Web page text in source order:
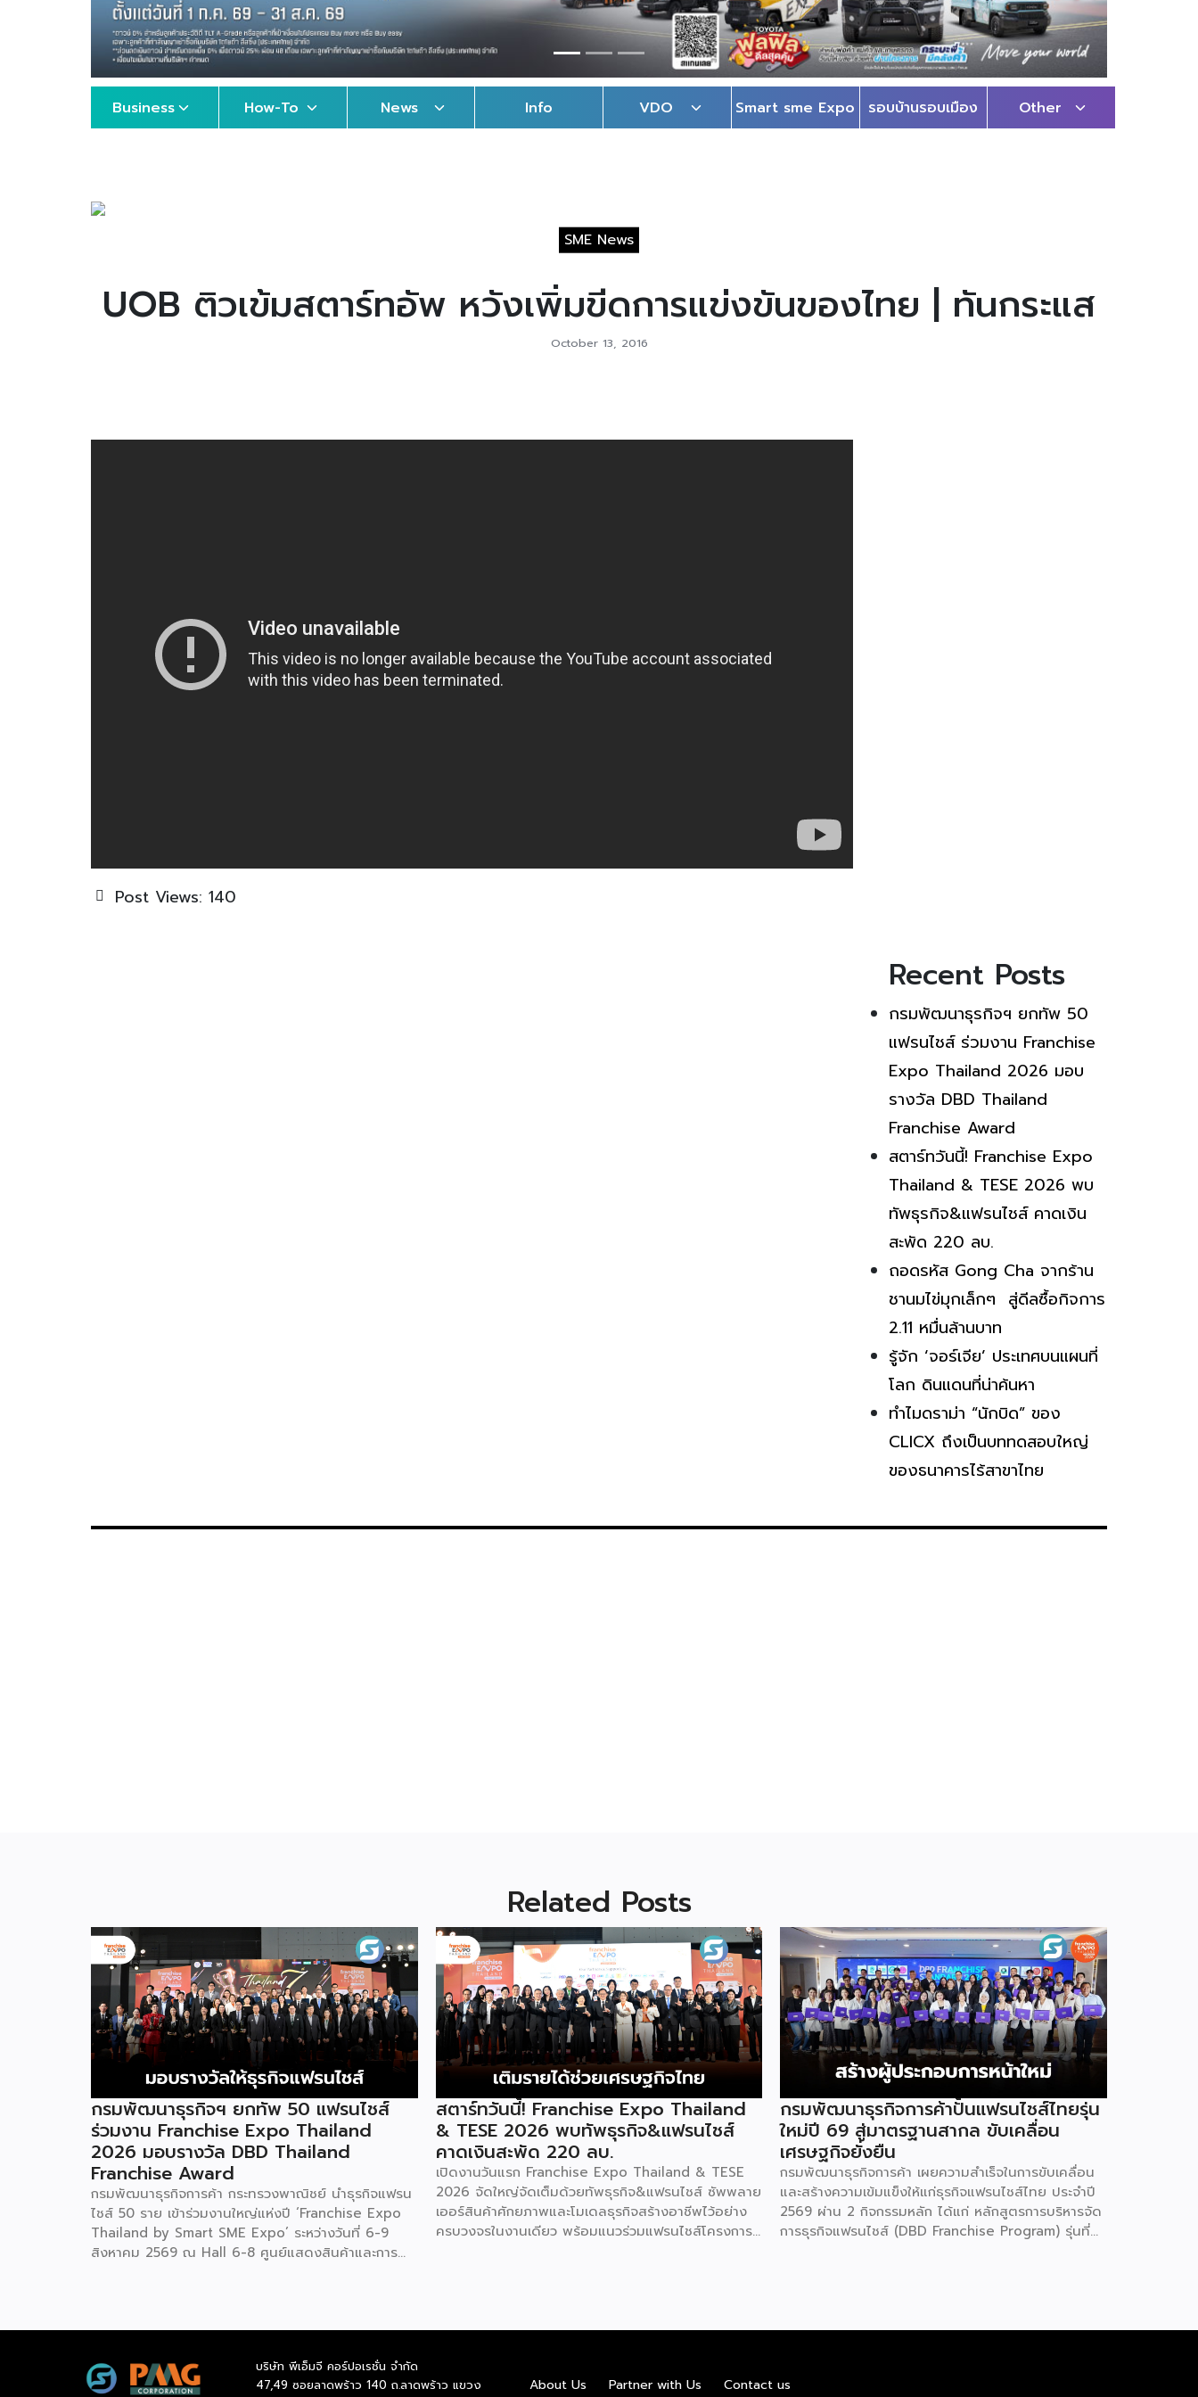
Business How-To News Info VDO Smart sme Expo รอบบ้านรอบเมือง Other
SME News
UOB ติวเข้มสตาร์ทอัพ หวังเพิ่มขีดการแข่งขันของไทย | ทันกระแส
October 13, 2016
Post Views: 140
Recent Posts
กรมพัฒนาธุรกิจฯ ยกทัพ 50
แฟรนไชส์ ร่วมงาน Franchise
Expo Thailand 2026 มอบ
รางวัล DBD Thailand
Franchise Award
สตาร์ทวันนี้! Franchise Expo
Thailand & TESE 2026 พบ
ทัพธุรกิจ&แฟรนไชส์ คาดเงิน
สะพัด 220 ลบ.
ถอดรหัส Gong Cha จากร้าน
ชานมไข่มุกเล็กๆ สู่ดีลซื้อกิจการ
2.11 หมื่นล้านบาท
รู้จัก ‘จอร์เจีย’ ประเทศบนแผนที่
โลก ดินแดนที่น่าค้นหา
ทำไมดราม่า “นักบิด” ของ
CLICX ถึงเป็นบททดสอบใหญ่
ของธนาคารไร้สาขาไทย
Related Posts
กรมพัฒนาธุรกิจฯ ยกทัพ 50 แฟรนไชส์
ร่วมงาน Franchise Expo Thailand
2026 มอบรางวัล DBD Thailand
Franchise Award
กรมพัฒนาธุรกิจการค้า กระทรวงพาณิชย์ นำธุรกิจแฟรน
ไชส์ 50 ราย เข้าร่วมงานใหญ่แห่งปี ‘Franchise Expo
Thailand by Smart SME Expo’ ระหว่างวันที่ 6-9
สิงหาคม 2569 ณ Hall 6-8 ศูนย์แสดงสินค้าและการ
รมฯ นายพูนพงษ์ นัยนาภากรณ์ อธิบดีกรมพัฒนา
ประธานเปิดงาน “งานแฟรนไชส์ เอ็กซ์โป ไทยแลนด์ บาย
สมาร์ท เอสเอ็มอี เอ็กซ์โป (Franchise Expo Thailand
สตาร์ทวันนี้! Franchise Expo Thailand
& TESE 2026 พบทัพธุรกิจ&แฟรนไชส์
คาดเงินสะพัด 220 ลบ.
เปิดงานวันแรก Franchise Expo Thailand & TESE
2026 จัดใหญ่จัดเต็มด้วยทัพธุรกิจ&แฟรนไชส์ ซัพพลาย
เออร์สินค้าศักยภาพและโมเดลธุรกิจสร้างอาชีพไว้อย่าง
ครบวงจรในงานเดียว พร้อมแนวร่วมแฟรนไชส์โครงการ
ในงานด้วยสินเชื่อ และทำเลทองทั่วประเทศ พร้อมเสวนา
6-9 สิงหาคมนี้ ที่ฮอลล์ 6-8 อิมแพ็คเมืองทองธานี
กรมพัฒนาธุรกิจการค้าปั้นแฟรนไชส์ไทยรุ่น
ใหม่ปี 69 สู่มาตรฐานสากล ขับเคลื่อน
เศรษฐกิจยั่งยืน
กรมพัฒนาธุรกิจการค้า เผยความสำเร็จในการขับเคลื่อน
และสร้างความเข้มแข็งให้แก่ธุรกิจแฟรนไชส์ไทย ประจำปี
2569 ผ่าน 2 กิจกรรมหลัก ได้แก่ หลักสูตรการบริหารจัด
การธุรกิจแฟรนไชส์ (DBD Franchise Program) รุ่นที่
และความน่าเชื่อถือในตลาดโลก นายพูนพงษ์ นัยนาภา
กอบการแฟรนไชส์ใน 2 กิจกรรมว่า “ขอแสดงความยินดี
บริษัท พีเอ็มจี คอร์ปอเรชั่น จำกัด
47,49 ซอยลาดพร้าว 140 ถ.ลาดพร้าว แขวง
About Us Partner with Us Contact us